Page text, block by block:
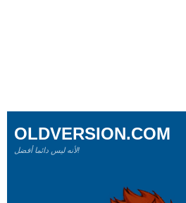
OLDVERSION.COM
لأنه ليس دائما أفضل!